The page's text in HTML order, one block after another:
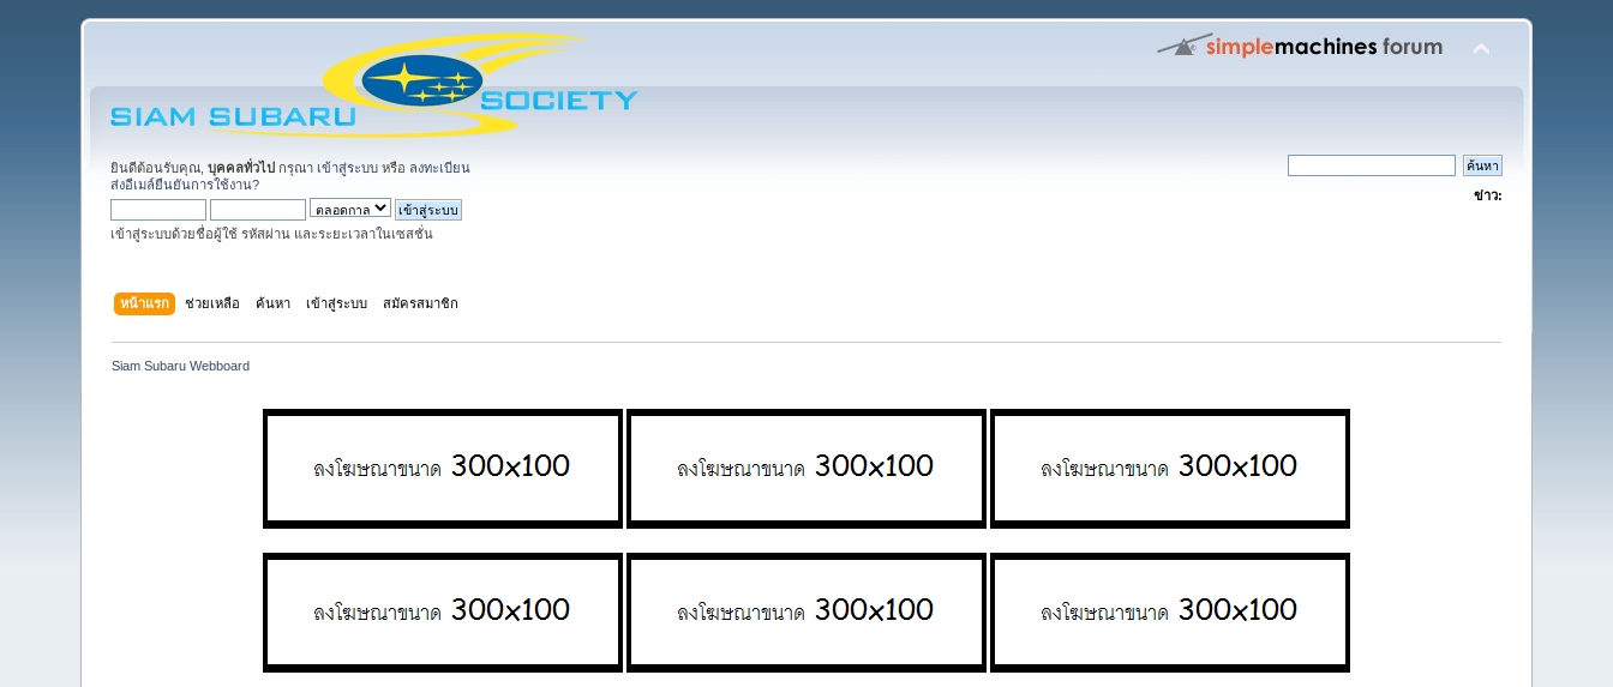
ยินดีต้อนรับคุณ,บุคคลทั่วไป กรุณา เข้าสู่ระบบ หรือ ลงทะเบียน
ส่งอีเมล์ยืนยันการใช้งาน?
เข้าสู่ระบบด้วยชื่อผู้ใช้ รหัสผ่าน และระยะเวลาในเซสชั่น
ข่าว:
หน้าแรก ช่วยเหลือ ค้นหา เข้าสู่ระบบ สมัครสมาชิก
Siam Subaru Webboard